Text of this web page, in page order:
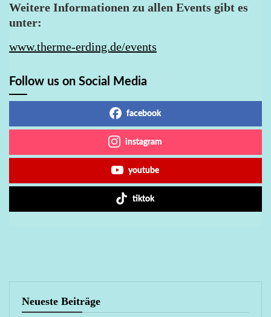
Weitere Informationen zu allen Events gibt es
unter:
www.therme-erding.de/events
Follow us on Social Media
facebook
instagram
youtube
tiktok
Neueste Beiträge